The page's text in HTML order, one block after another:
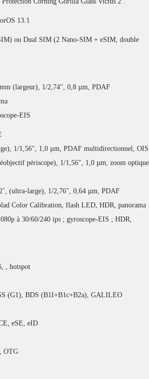
13.1
ou Dual SIM (2 Nano-SIM + eSIM, double
(largeur), 1/2,74″, 0,8 µm, PDAF
EIS
1/1,56″, 1,0 µm, PDAF multidirectionnel, OIS
périscope), 1/1,56″, 1,0 µm, zoom optique
(ultra-large), 1/2,76″, 0,64 µm, PDAF
Color Calibration, flash LED, HDR, panorama
à 30/60/240 ips ; gyroscope-EIS ; HDR,
, hotspot
(G1), BDS (B1I+B1c+B2a), GALILEO
eSE, eID
OTG